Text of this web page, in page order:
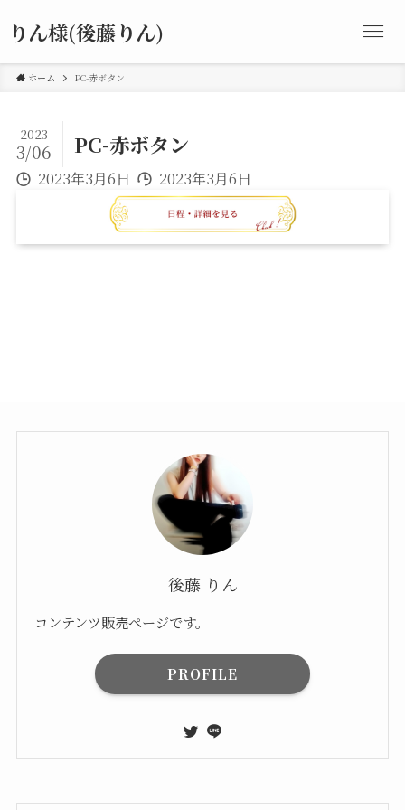
りん様(後藤りん)
ホーム PC-赤ボタン
PC-赤ボタン
2023
3/06
2023年3月6日 2023年3月6日
後藤 りん
コンテンツ販売ページです。
PROFILE